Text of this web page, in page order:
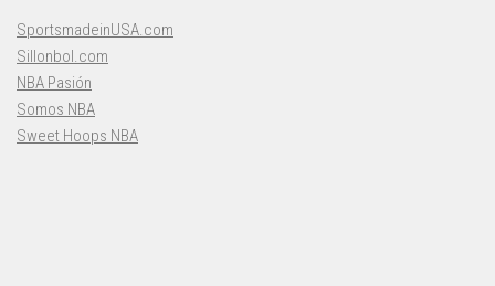
SportsmadeinUSA.com
Sillonbol.com
NBA Pasión
Somos NBA
Sweet Hoops NBA